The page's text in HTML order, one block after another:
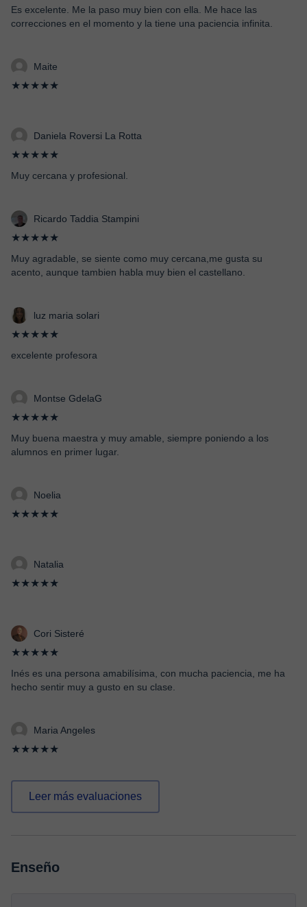
Es excelente. Me la paso muy bien con ella. Me hace las
correcciones en el momento y la tiene una paciencia infinita.
Maite
★★★★★
Daniela Roversi La Rotta
★★★★★
Muy cercana y profesional.
Ricardo Taddia Stampini
★★★★★
Muy agradable, se siente como muy cercana,me gusta su
acento, aunque tambien habla muy bien el castellano.
luz maria solari
★★★★★
excelente profesora
Montse GdelaG
★★★★★
Muy buena maestra y muy amable, siempre poniendo a los
alumnos en primer lugar.
Noelia
★★★★★
Natalia
★★★★★
Cori Sisteré
★★★★★
Inés es una persona amabilísima, con mucha paciencia, me ha
hecho sentir muy a gusto en su clase.
Maria Angeles
★★★★★
Leer más evaluaciones
Enseño